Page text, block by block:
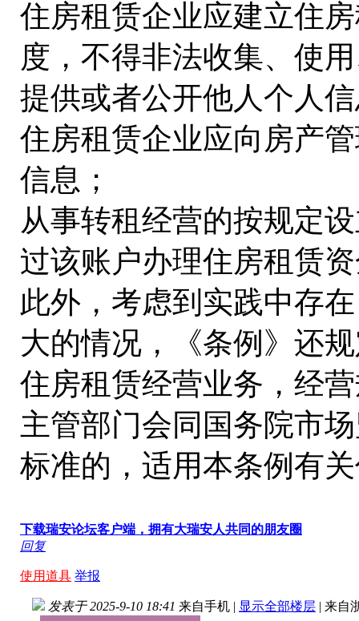
住房租赁企业应建立住
度，不得非法收集、使
提供或者公开他人个人
住房租赁企业应向房产
信息；
从事转租经营的按规定
过该账户办理住房租赁
此外，考虑到实践中存
大的情况，《条例》还
住房租赁经营业务，经
主管部门会同国务院市
标准的，适用本条例有
下载瑞安论坛客户端，拥有大瑞安人共同的朋友圈
回复
使用道具 举报
发表于 2025-9-10 18:41 来自手机 | 显示全部楼层 | 来自